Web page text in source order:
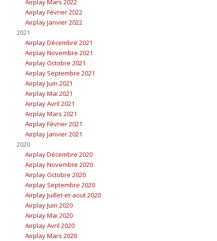
Airplay Mars 2022
Airplay Février 2022
Airplay Janvier 2022
2021
Airplay Décembre 2021
Airplay Novembre 2021
Airplay Octobre 2021
Airplay Septembre 2021
Airplay Juin 2021
Airplay Mai 2021
Airplay Avril 2021
Airplay Mars 2021
Airplay Février 2021
Airplay Janvier 2021
2020
Airplay Décembre 2020
Airplay Novembre 2020
Airplay Octobre 2020
Airplay Septembre 2020
Airplay Juillet-et-aout 2020
Airplay Juin 2020
Airplay Mai 2020
Airplay Avril 2020
Airplay Mars 2020